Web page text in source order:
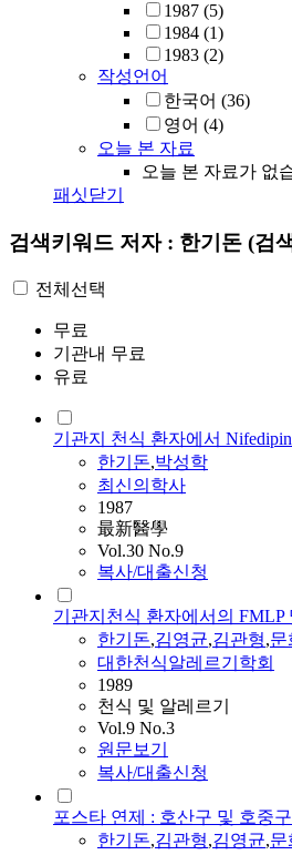
1987 (5)
1984 (1)
1983 (2)
작성언어
한국어 (36)
영어 (4)
오늘 본 자료
오늘 본 자료가 없
패싯닫기
검색키워드 저자 : 한기돈 (검
전체선택
무료
기관내 무료
유료
기관지 천식 환자에서
한기돈,박성학
최신의학사
1987
最新醫學
Vol.30 No.9
복사/대출신청
기관지천식 환자에서의
한기돈,김영균,김관형,문
대한천식알레르기학회
1989
천식 및 알레르기
Vol.9 No.3
원문보기
복사/대출신청
포스타 연제 : 호산구 및 호중
한기돈,김관형,김영균,문